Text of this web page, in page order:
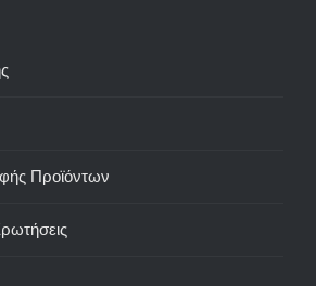
Προϊόντων